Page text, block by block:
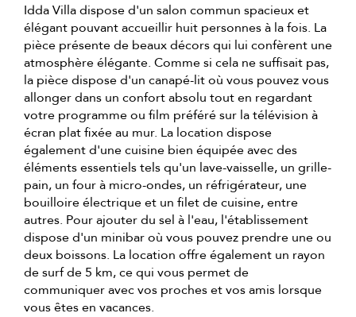
Idda Villa dispose d'un salon commun spacieux et
élégant pouvant accueillir huit personnes à la fois. La
pièce présente de beaux décors qui lui confèrent une
atmosphère élégante. Comme si cela ne suffisait pas,
la pièce dispose d'un canapé-lit où vous pouvez vous
allonger dans un confort absolu tout en regardant
votre programme ou film préféré sur la télévision à
écran plat fixée au mur. La location dispose
également d'une cuisine bien équipée avec des
éléments essentiels tels qu'un lave-vaisselle, un grille-
pain, un four à micro-ondes, un réfrigérateur, une
bouilloire électrique et un filet de cuisine, entre
autres. Pour ajouter du sel à l'eau, l'établissement
dispose d'un minibar où vous pouvez prendre une ou
deux boissons. La location offre également un rayon
de surf de 5 km, ce qui vous permet de
communiquer avec vos proches et vos amis lorsque
vous êtes en vacances.